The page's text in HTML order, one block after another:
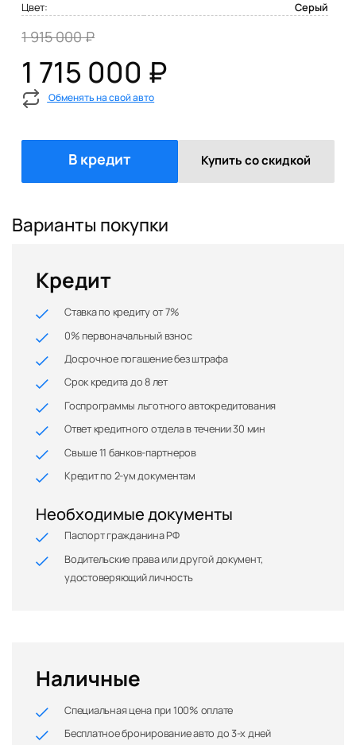
Цвет:
Серый
1 915 000 ₽
1 715 000 ₽
Обменять на свой авто
В кредит Купить со скидкой
Варианты покупки
Кредит
Ставка по кредиту от 7%
0% первоначальный взнос
Досрочное погашение без штрафа
Срок кредита до 8 лет
Госпрограммы льготного автокредитования
Ответ кредитного отдела в течении 30 мин
Свыше 11 банков-партнеров
Кредит по 2-ум документам
Необходимые документы
Паспорт гражданина РФ
Водительские права или другой документ,
удостоверяющий личность
Наличные
Специальная цена при 100% оплате
Бесплатное бронирование авто до 3-х дней